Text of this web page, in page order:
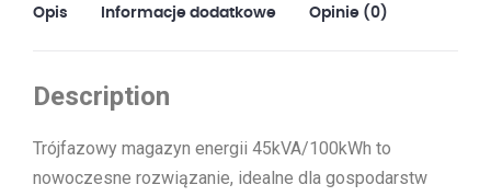
Opis Informacje dodatkowe Opinie (0)
Description
Trójfazowy magazyn energii 45kVA/100kWh to
nowoczesne rozwiązanie, idealne dla gospodarstw